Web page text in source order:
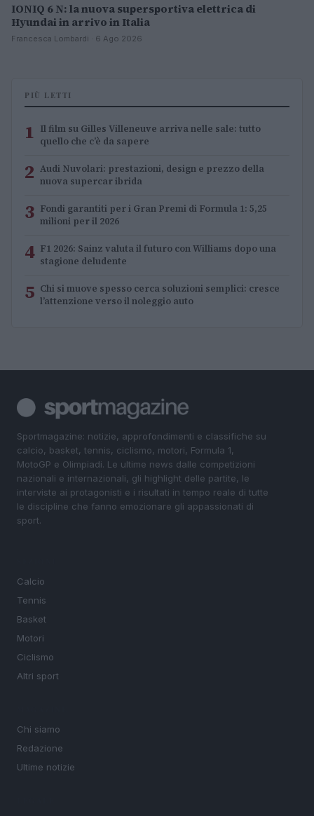
IONIQ 6 N: la nuova supersportiva elettrica di
Hyundai in arrivo in Italia
Francesca Lombardi · 6 Ago 2026
PIÙ LETTI
1 Il film su Gilles Villeneuve arriva nelle sale: tutto
quello che c’è da sapere
2 Audi Nuvolari: prestazioni, design e prezzo della
nuova supercar ibrida
3 Fondi garantiti per i Gran Premi di Formula 1: 5,25
milioni per il 2026
4 F1 2026: Sainz valuta il futuro con Williams dopo una
stagione deludente
5 Chi si muove spesso cerca soluzioni semplici: cresce
l’attenzione verso il noleggio auto
Sportmagazine: notizie, approfondimenti e classifiche su
calcio, basket, tennis, ciclismo, motori, Formula 1,
MotoGP e Olimpiadi. Le ultime news dalle competizioni
nazionali e internazionali, gli highlight delle partite, le
interviste ai protagonisti e i risultati in tempo reale di tutte
le discipline che fanno emozionare gli appassionati di
sport.
Calcio
Tennis
Basket
Motori
Ciclismo
Altri sport
Chi siamo
Redazione
Ultime notizie